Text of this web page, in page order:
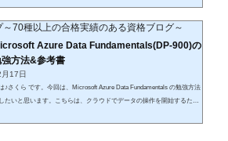
します。詳細はこちらをご確認ください。DMMブックスを利用したこ
をおす...
70種以上の合格実績のある資格ブログ～
Azure Data Fundamentals(DP-900)の
方法&参考書
17日
♪さくら です。今回は、Microsoft Azure Data Fundamentals の勉強方法
たいと思います。こちらは、クラウドでデータの操作を開始するため